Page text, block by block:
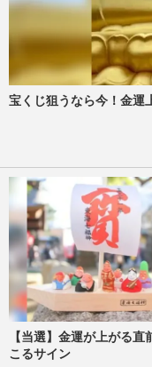
宝くじ狙うなら今！金運
【当選】金運が上がる直
こるサイン